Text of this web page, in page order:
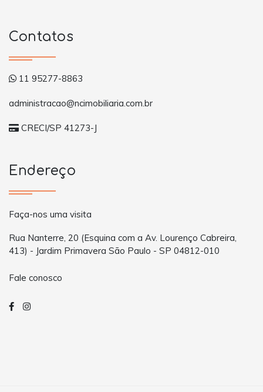
Contatos
11 95277-8863
administracao@ncimobiliaria.com.br
CRECI/SP 41273-J
Endereço
Faça-nos uma visita
Rua Nanterre, 20 (Esquina com a Av. Lourenço Cabreira,
413) - Jardim Primavera São Paulo - SP 04812-010
Fale conosco